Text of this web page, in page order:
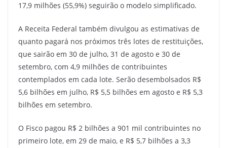
17,9 milhões (55,9%) seguirão o modelo simplificado.
A Receita Federal também divulgou as estimativas de
quanto pagará nos próximos três lotes de restituições,
que sairão em 30 de julho, 31 de agosto e 30 de
setembro, com 4,9 milhões de contribuintes
contemplados em cada lote. Serão desembolsados R$
5,6 bilhões em julho, R$ 5,5 bilhões em agosto e R$ 5,3
bilhões em setembro.
O Fisco pagou R$ 2 bilhões a 901 mil contribuintes no
primeiro lote, em 29 de maio, e R$ 5,7 bilhões a 3,3